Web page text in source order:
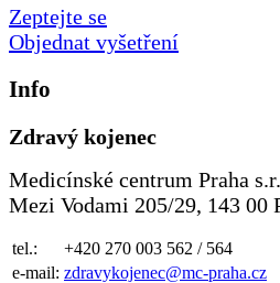
Zeptejte se
Objednat vyšetření
Info
Zdravý kojenec
Medicínské centrum Praha
Mezi Vodami 205/29, 143 00
tel.:
+420 270 003 562 / 564
e-mail: zdravykojenec@mc-praha.cz